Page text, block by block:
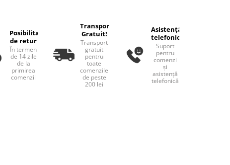
Posibilitate
de retur
În termen
de 14 zile
de la
primirea
comenzii
Transport
Gratuit!
Transport
gratuit
pentru
toate
comenzile
de peste
200 lei
Asistență
telefonică
Suport
pentru
comenzi
și
asistență
telefonică